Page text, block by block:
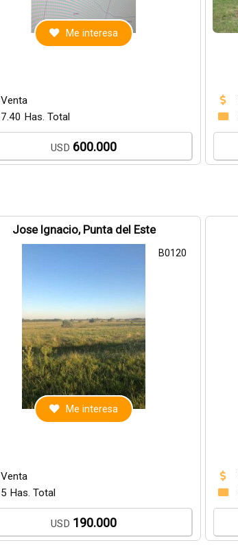
Me interesa
Venta
7.40 Has. Total
USD 600.000
Jose Ignacio, Punta del Este
B0120
Me interesa
Venta
5 Has. Total
USD 190.000